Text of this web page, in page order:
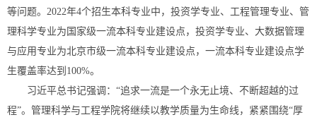
等问题。2022年4个招生本科专业中，投资学专业、工程管理专业、管
理科学专业为国家级一流本科专业建设点，投资学专业、大数据管理
与应用专业为北京市级一流本科专业建设点，一流本科专业建设点学
生覆盖率达到100%。
习近平总书记强调：“追求一流是一个永无止境、不断超越的过
程”。管理科学与工程学院将继续以教学质量为生命线，紧紧围绕“厚